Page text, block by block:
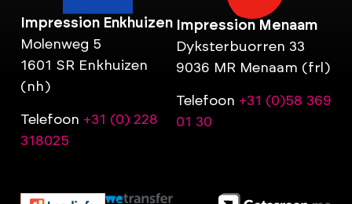
Impression Enkhuizen
Molenweg 5
1601 SR Enkhuizen
(nh)
Telefoon +31 (0) 228
318025
Impression Menaam
Dyksterbuorren 33
9036 MR Menaam (frl)
Telefoon +31 (0)58 369
01 30